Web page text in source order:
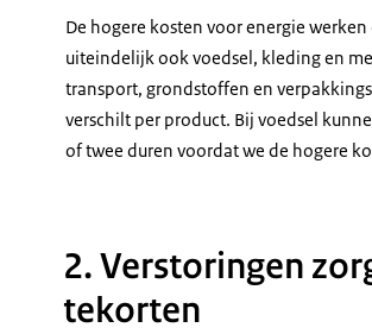
De hogere kosten voor energie
uiteindelijk ook voedsel, kleding en
transport, grondstoffen en
verschilt per product. Bij voedsel
of twee duren voordat we de hogere
2. Verstoringen
tekorten